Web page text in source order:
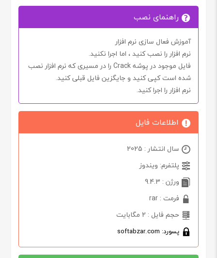
راهنمای نصب
آموزش فعال سازی نرم افزار
نرم افزار را نصب کنید ، اما اجرا نکنید.
فایل موجود در پوشهCrack را در مسیری که نرم افزار نصب
شده است کپی کنید و جایگزین فایل قبلی کنید.
نرم افزار را اجرا کنید.
اطلاعات فایل
سال انتشار : 2025
پلتفرم: ویندوز
ورژن : 9.4.3
فرمت : rar
حجم فایل : 2 مگابایت
پسورد: softabzar.com